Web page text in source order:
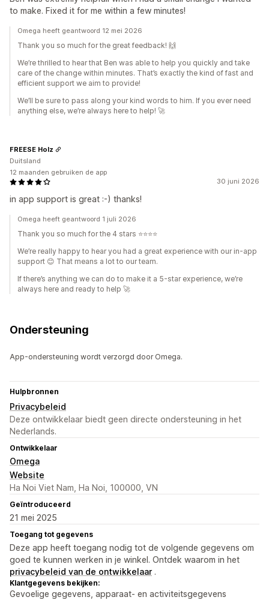
to make. Fixed it for me within a few minutes!
Omega heeft geantwoord 12 mei 2026
Thank you so much for the great feedback! 🙌
We’re thrilled to hear that Ben was able to help you quickly and take
care of the change within minutes. That’s exactly the kind of fast and
efficient support we aim to provide!
We’ll be sure to pass along your kind words to him. If you ever need
anything else, we’re always here to help! 🚀
30 juni 2026
in app support is great :-) thanks!
FREESE Holz
Duitsland
12 maanden gebruiken de app
Omega heeft geantwoord 1 juli 2026
Thank you so much for the 4 stars ⭐⭐⭐⭐
We’re really happy to hear you had a great experience with our in‑app
support 😊 That means a lot to our team.
If there’s anything we can do to make it a 5‑star experience, we’re
always here and ready to help 🚀
Ondersteuning
App-ondersteuning wordt verzorgd door Omega.
Hulpbronnen
Privacybeleid
Deze ontwikkelaar biedt geen directe ondersteuning in het
Nederlands.
Ontwikkelaar
Omega
Website
Ha Noi Viet Nam, Ha Noi, 100000, VN
Geïntroduceerd
21 mei 2025
Toegang tot gegevens
Deze app heeft toegang nodig tot de volgende gegevens om
goed te kunnen werken in je winkel. Ontdek waarom in het
privacybeleid van de ontwikkelaar .
Klantgegevens bekijken:
Gevoelige gegevens, apparaat- en activiteitsgegevens